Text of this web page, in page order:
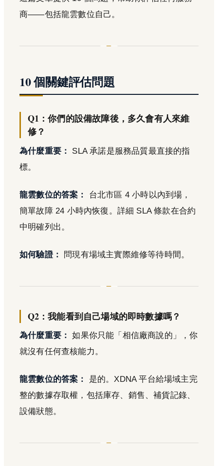
商——包括龍雲數位自己。
10 個關鍵評估問題
Q1：你們的設備故障後，多久會有人來維
修？
為什麼重要：
SLA 承諾是服務品質最直接的指
標。
龍雲數位的答案：
台北市區 4 小時以內到場，
簡單故障 24 小時內恢復。詳細 SLA 條款在合約
中明確列出。
如何驗證： 問現有場域主實際維修等待時間。
Q2：我能看到自己場域的即時數據嗎？
為什麼重要： 如果你只能「相信廠商說的」，你
就沒有任何查核能力。
龍雲數位的答案：
是的。XDNA 平台給場域主完
整的數據存取權，包括庫存、銷售、補貨記錄、
設備狀態。